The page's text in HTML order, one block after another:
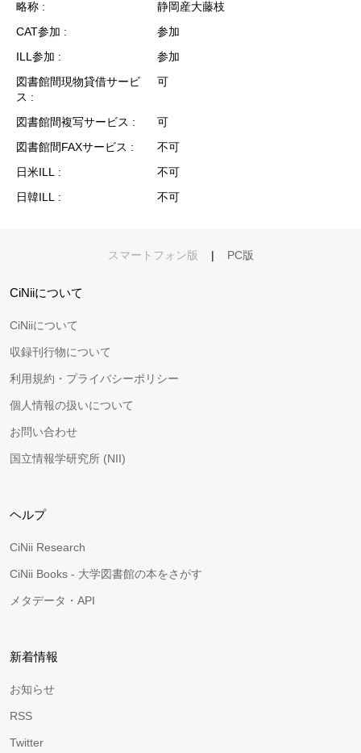
略称
静岡産大藤枝
CAT参加
参加
ILL参加
参加
図書館間現物貸借サービ
ス
可
図書館間複写サービス
可
図書館間FAXサービス
不可
日米ILL
不可
日韓ILL
不可
スマートフォン版 | PC版
CiNiiについて
CiNiiについて
収録刊行物について
利用規約・プライバシーポリシー
個人情報の扱いについて
お問い合わせ
国立情報学研究所 (NII)
ヘルプ
CiNii Research
CiNii Books - 大学図書館の本をさがす
メタデータ・API
新着情報
お知らせ
RSS
Twitter